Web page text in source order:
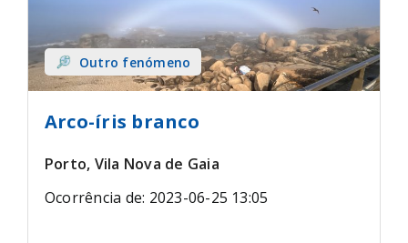
Outro fenómeno
Arco-íris branco
Porto, Vila Nova de Gaia
Ocorrência de: 2023-06-25 13:05